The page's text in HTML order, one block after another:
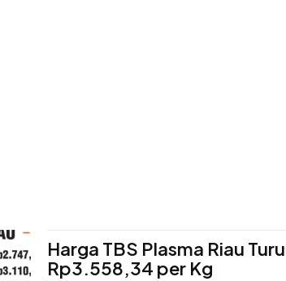
Harga TBS Plasma Riau
Rp3.558,34 per Kg